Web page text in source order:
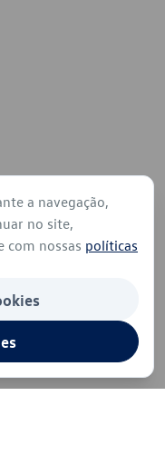
a navegação,
no site,
com nossas políticas